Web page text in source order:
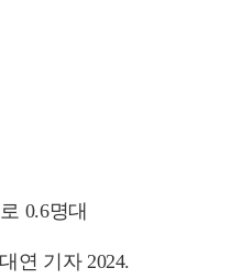
0.6명대
연 기자 2024.